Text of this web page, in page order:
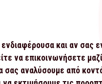
και αν σας
να επικοινωνήσετε
σας αναλύσουμε από